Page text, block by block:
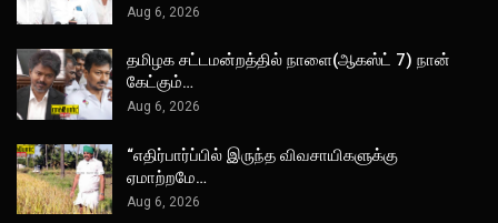
Aug 6, 2026
தமிழக சட்டமன்றத்தில் நாளை(ஆகஸ்ட் 7) நான்
கேட்கும்…
Aug 6, 2026
“எதிர்பார்ப்பில் இருந்த விவசாயிகளுக்கு
ஏமாற்றமே…
Aug 6, 2026